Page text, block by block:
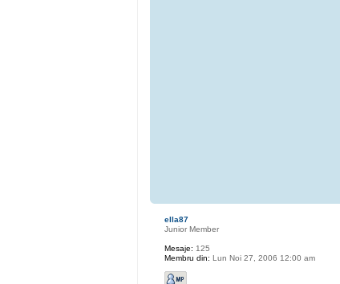
ella87
Junior Member
Mesaje: 125
Membru din: Lun Noi 27, 2006 12:00 am